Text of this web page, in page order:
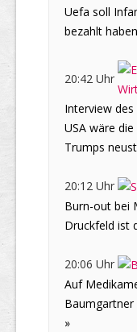
Uefa soll
bezahlt
20:42 Uhr
Interview des
USA wäre
Trumps
20:12 Uhr
Burn-out bei
Druckfeld ist
20:06 Uhr
Auf
Baumgartner
»